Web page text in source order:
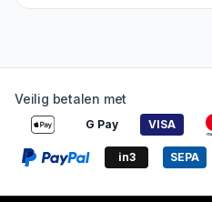
Veilig betalen met
G Pay VISA
in3 SEPA